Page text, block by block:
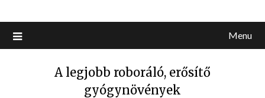
Menu
A legjobb roboráló, erősítő
gyógynövények